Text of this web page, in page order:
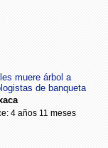
muere árbol a
de banqueta
4 años 11 meses